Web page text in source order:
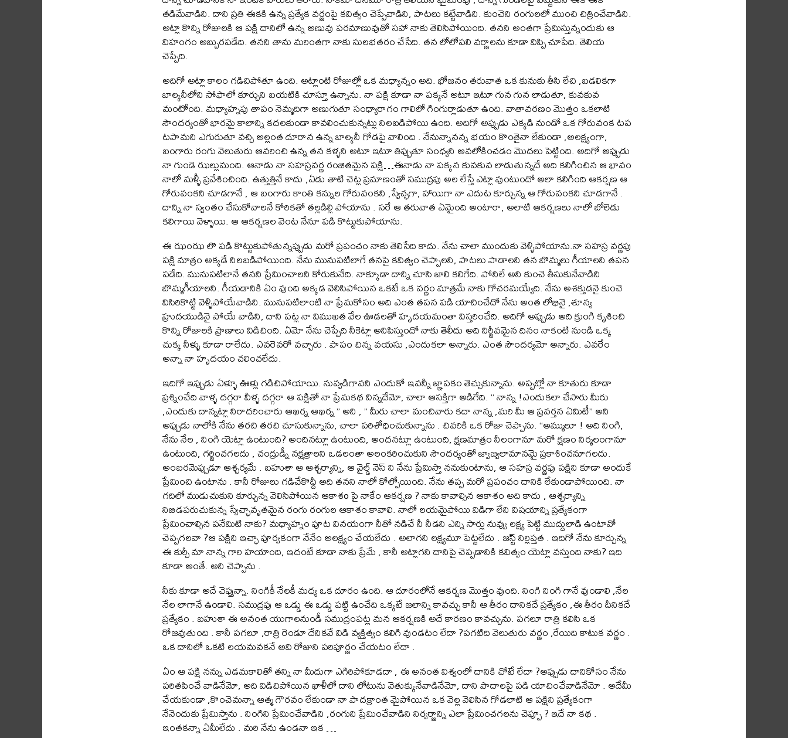
తడిమేవాడిని. దాని ప్రతి ఈకకి ఉన్న ప్రత్యేక వర్ణంపై కవిత్వం చెప్పేవాడిని, పాటలు కట్టేవాడిని. కుంచెని రంగులలో ముంచి చిత్రించేవాడిని.
అట్లా కొన్ని రోజులకి ఆ పక్షి దానిలో ఉన్న అణువు పరమాణువుతో సహా నాకు తెలిసిపోయింది. తనని అంతగా ప్రేమిస్తున్నందుకు ఆ
విహంగం అబ్బురపడేది. తనని తాను మరింతగా నాకు సులభతరం చేసేది. తన లోలోపలి వర్ణాలను కూడా విప్పి చూపేది. తెలియ
చెప్పేది.
అదిగో అట్లా కాలం గడిచిపోతూ ఉంది. అట్లాంటి రోజుల్లో ఒక మధ్యాన్నం అది. భోజనం తరువాత ఒక కునుకు తీసి లేచి ,బడలికగా
బాల్కనీలోని సోఫాలో కూర్చుని బయటికి చూస్తూ ఉన్నాను. నా పక్షి కూడా నా పక్కనే అటూ ఇటూ గున గున లాడుతూ, కువకువ
మంటోంది. మధ్యాహ్నపు తాపం నెమ్మదిగా అణుగుతూ సంధ్యారాగం గాలిలో గింగుర్లాడుతూ ఉంది. వాతావరణం మొత్తం ఒకలాటి
సౌందర్యంతో భారమై కాలాన్ని కదలకుండా కావలించుకున్నట్లు నిలబడిపోయి ఉంది. అదిగో అప్పుడు ఎక్కడి నుండో ఒక గోరువంక టప
టపామని ఎగురుతూ వచ్చి అల్లంత దూరాన ఉన్న బాల్కనీ గోడపై వాలింది . నేనున్నానన్న భయం కొంతైనా లేకుండా ,అలక్ష్యంగా,
బంగారు రంగు వెలుతురు ఆవరించి ఉన్న తన కళ్ళని అటూ ఇటూ తిప్పుతూ సంధ్యని అవలోకించడం మొదలు పెట్టింది. అదిగో అప్పుడు
నా గుండె ఝల్లుమంది. ఆనాడు నా సహస్రవర్ణ రంజితమైన పక్షి…ఈనాడు నా పక్కన కువకువ లాడుతున్నదే అది కలిగించిన ఆ భావం
నాలో మళ్ళీ ప్రవేశించింది. ఉత్తుత్తినే కాదు ,ఏడు తాటి చెట్ల ప్రమాణంతో సముద్రపు అల లేస్తే ఎట్లా వుంటుందో అలా కలిగింది ఆకర్షణ ఆ
గోరువంకని చూడగానే , ఆ బంగారు కాంతి కన్నుల గోరువంకని ,స్వేచ్ఛగా, హాయిగా నా ఎదుట కూర్చున్న ఆ గోరువంకని చూడగానే .
దాన్ని నా స్వంతం చేసుకోవాలనే కోరికతో తల్లడిల్లి పోయాను . సరే ఆ తరువాత ఏమైంది అంటారా, అలాటి ఆకర్షణలు నాలో బోలెడు
కలిగాయి వెళ్ళాయి. ఆ ఆకర్షణల వెంట నేనూ పడి కొట్టుకుపోయాను.
ఈ ఝంఝ లొ పడి కొట్టుకుపోతున్నప్పుడు మరో ప్రపంచం నాకు తెలిసేది కాదు. నేను చాలా ముందుకు వెళ్ళిపోయాను.నా సహస్ర వర్ణపు
పక్షి మాత్రం అక్కడే నిలబడిపోయింది. నేను మునుపటిలాగే తనపై కవిత్వం చెప్పాలని, పాటలు పాడాలని తన బొమ్మలు గీయాలని తపన
పడేది. మునుపటిలానే తనని ప్రేమించాలని కోరుకునేది. నాక్కూడా దాన్ని చూసి జాలి కలిగేది. పోనిలే అని కుంచె తీసుకునేవాడిని
బొమ్మగీయాలని. గీయడానికి ఏం వుంది అక్కడ వెలిసిపోయిన ఒకటే ఒక వర్ణం మాత్రమే నాకు గోచరమయ్యేది. నేను అశక్తుడనై కుంచె
విసిరికొట్టి వెళ్ళిపోయేవాడిని. మునుపటిలాంటి నా ప్రేమకోసం అది ఎంత తపన పడి యాచించేదో నేను అంత లోభినై ,శూన్య
హ్రుదయుడినై పోయే వాడిని, దాని పట్ల నా విముఖత వేల ఊడలతో హృదయమంతా విస్తరించేది. అదిగో అప్పుడు అది క్రుంగి కృశించి
కొన్ని రోజులకి ప్రాణాలు విడిచింది. ఏమో నేను చెప్పేది నీకెట్లా అనిపిస్తుందో నాకు తెలీదు అది నిర్జీవమైన దినం నాకంటి నుండి ఒక్క
చుక్క నీళ్ళు కూడా రాలేదు. ఎవరెవరో వచ్చారు . పాపం చిన్న వయసు ,ఎందుకలా అన్నారు. ఎంత సౌందర్యమో అన్నారు. ఎవరేం
అన్నా నా హృదయం చలించలేదు.
ఇదిగో ఇప్పుడు ఏళ్ళూ ఊళ్లు గడిచిపోయాయి. నువ్వడిగావని ఎందుకో ఇవన్నీ జ్ఞాపకం తెచ్చుకున్నాను. అప్పట్లో నా కూతురు కూడా
ప్రశ్నించేది వాళ్ళ దగ్గరా వీళ్ళ దగ్గరా ఆ పక్షితో నా ప్రేమకథ విన్నదేమో, చాలా ఆసక్తిగా అడిగేది. ” నాన్న !ఎందుకలా చేసారు మీరు
,ఎందుకు దాన్నట్లా నిరాదరించారు ఆఖర్న ఆఖర్న ” అని , ” మీరు చాలా మంచివారు కదా నాన్న ,మరి మీ ఆ ప్రవర్తన ఏమిటీ” అని
అప్పుడు నాలోకి నేను తరచి తరచి చూసుకున్నాను, చాలా పరిశోధించుకున్నాను . చివరికి ఒక రోజు చెప్పాను. “అమ్ములూ ! అది నింగి,
నేను నేల , నింగి యెట్లా ఉంటుంది? అందినట్లూ ఉంటుంది, అందనట్లూ ఉంటుంది, క్షణమాత్రం నీలంగానూ మరో క్షణం నిర్మలంగానూ
ఉంటుంది, గర్జించగలదు , చంద్రుడ్నీ నక్షత్రాలని ఒడలంతా అలంకరించుకుని సౌందర్యంతో జ్వాజ్వలామానమై ప్రకాశించనూగలదు.
అంబరమెప్పుడూ ఆశ్చర్యమే . బహుశా ఆ ఆశ్చర్యాన్ని, ఆ వైల్డ్ నెస్ ని నేను ప్రేమిస్తా ననుకుంటాను, ఆ సహస్ర వర్ణపు పక్షిని కూడా అందుకే
ప్రేమించి ఉంటాను . కానీ రోజులు గడిచేకొద్దీ అది తనని నాలో కోల్పోయింది. నేను తప్ప మరో ప్రపంచం దానికి లేకుండాపోయింది. నా
గదిలో ముడుచుకుని కూర్చున్న వెలిసిపోయిన ఆకాశo పై నాకేం ఆకర్షణ ? నాకు కావాల్సిన ఆకాశం అది కాదు , ఆశ్చర్యాన్ని
నిబిడపరుచుకున్న స్వేచ్ఛావృతమైన రంగు రంగుల ఆకాశం కావాలి. నాలో లయమైపోయి విడిగా లేని విషయాన్ని ప్రత్యేకంగా
ప్రేమించాల్సిన పనేమిటి నాకు? మధ్యాహ్నం పూట వినయంగా నీతో నడిచే నీ నీడని ఎన్ని సార్లు నువ్వు లక్ష్య పెట్టి ముద్దులాడి ఉంటావో
చెప్పగలవా ?ఆ పక్షిని ఇచ్ఛా పూర్వకంగా నేనేం అలక్ష్యం చేయలేదు . అలాగని లక్ష్యమూ పెట్టలేదు . జస్ట్ నిర్లిప్తత . ఇదిగో నేను కూర్చున్న
ఈ కుర్చీ మా నాన్న గారి హయాంది, ఇదంటే కూడా నాకు ప్రేమే , కానీ అట్లాగని దానిపై చెప్పడానికి కవిత్వం యెట్లా వస్తుంది నాకు? ఇది
కూడా అంతే. అని చెప్పాను .
నీకు కూడా అదే చెప్తున్నా. నింగికీ నేలకీ మధ్య ఒక దూరం ఉంది. ఆ దూరంలోనే ఆకర్షణ మొత్తం వుంది. నింగి నింగి గానే వుండాలి ,నేల
నేల లాగానే ఉండాలి. సముద్రపు ఆ ఒడ్డు ఈ ఒడ్డు పట్టి ఉంచేది ఒక్కటే జలాన్ని కావచ్చు కానీ ఆ తీరం దానికదే ప్రత్యేకం ,ఈ తీరం దీనికదే
ప్రత్యేకం . బహుశా ఈ అనంత యుగాలనుండీ సముద్రంపట్ల మన ఆకర్షణకి అదే కారణం కావచ్చును. పగలూ రాత్రి కలిసి ఒక
రోజవుతుంది . కానీ పగలూ ,రాత్రి రెండూ దేనికవే విడి వ్యక్తిత్వం కలిగి వుండటం లేదా ?పగటిది వెలుతురు వర్ణం ,రేయిది కాటుక వర్ణం .
ఒక దానిలో ఒకటి లయమవకనే అవి రోజుని పరిపూర్ణం చేయటం లేదా .
ఏం ఆ పక్షి నన్ను ఎడమకాలితో తన్ని నా మీదుగా ఎగిరిపోకూడదా , ఈ అనంత విశ్వంలో దానికి చోటే లేదా ?అప్పుడు దానికోసం నేను
పరితపించే వాడినేమో, అది విడిచిపోయిన ఖాళీలో దాని లోటును వెతుక్కునేవాడినేమో, దాని పాదాలపై పడి యాచించేవాడినేమో . అదేమీ
చేయకుండా ,కొంచెమన్నా ఆత్మ గౌరవం లేకుండా నా పాదక్రాంత మైపోయిన ఒక వెల్ల వెలిసిన గోడలాటి ఆ పక్షిని ప్రత్యేకంగా
నేనెందుకు ప్రేమిస్తాను . నింగిని ప్రేమించేవాడిని ,రంగుని ప్రేమించేవాడిని నిర్వర్ణాన్ని ఎలా ప్రేమించగలను చెప్పూ ? ఇదే నా కథ .
ఇంతకన్నా ఏమీలేదు . మరి నేను ఉండనా ఇక …